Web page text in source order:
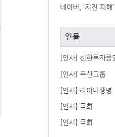
네이버, ‘지진 피해
인물
[인사] 신한투자증
[인사] 두산그룹
[인사] 라이나생명
[인사] 국회
[인사] 국회